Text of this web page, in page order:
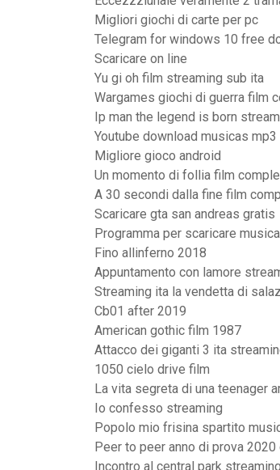
Migliori giochi di carte per pc
Telegram for windows 10 free
Scaricare on line
Yu gi oh film streaming sub ita
Wargames giochi di guerra film
Ip man the legend is born
Youtube download musicas mp3
Migliore gioco android
Un momento di follia film
A 30 secondi dalla fine film
Scaricare gta san andreas gratis
Programma per scaricare
Fino allinferno 2018
Appuntamento con lamore
Streaming ita la vendetta di
Cb01 after 2019
American gothic film 1987
Attacco dei giganti 3 ita
1050 cielo drive film
La vita segreta di una teenager
Io confesso streaming
Popolo mio frisina spartito
Peer to peer anno di prova 2020
Incontro al central park streaming